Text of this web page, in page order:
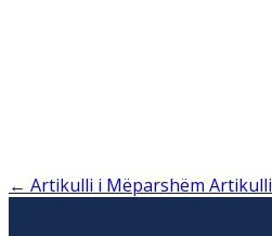
← Artikulli i Mëparshëm